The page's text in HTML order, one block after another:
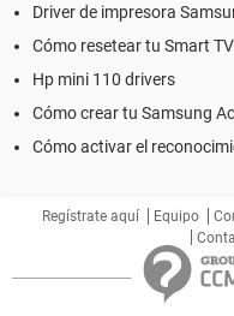
Driver de impresora
Cómo resetear tu Smart
Hp mini 110 drivers
Cómo crear tu Samsung
Cómo activar el
Regístrate aquí Equipo